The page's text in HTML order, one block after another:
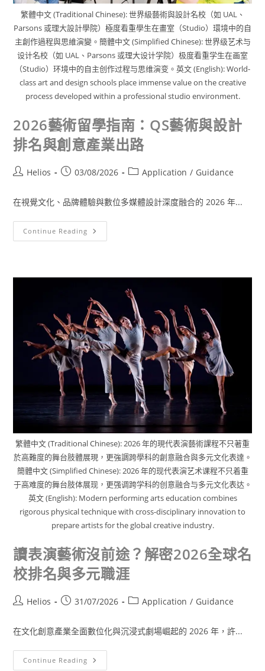
繁體中文 (Traditional Chinese): 世界級藝術與設計名校（如 UAL、
Parsons 或理大設計學院）極度看重學生在畫室（Studio）環境中的自
主創作過程與思維演變。簡體中文 (Simplified Chinese): 世界级艺术与
设计名校（如 UAL、Parsons 或理大设计学院）极度看重学生在画室
（Studio）环境中的自主创作过程与思维演变。英文 (English): World-
class art and design schools place immense value on the creative
process developed within a professional studio environment.
2026藝術留學指南：QS藝術與設計
排名與創意產業出路
Helios 03/08/2026 Application / Guidance
在視覺文化、品牌體驗與數位多媒體設計深度融合的 2026 年...
Continue Reading
繁體中文 (Traditional Chinese): 2026 年的現代表演藝術課程不只著重
於高難度的舞台肢體展現，更強調跨學科的創意融合與多元文化表達。
簡體中文 (Simplified Chinese): 2026 年的现代表演艺术课程不只着重
于高难度的舞台肢体展现，更强调跨学科的创意融合与多元文化表达。
英文 (English): Modern performing arts education combines
rigorous physical technique with cross-disciplinary innovation to
prepare artists for the global creative industry.
讀表演藝術沒前途？解密2026全球名
校排名與多元職涯
Helios 31/07/2026 Application / Guidance
在文化創意產業全面數位化與沉浸式劇場崛起的 2026 年，許...
Continue Reading